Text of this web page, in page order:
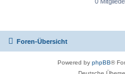
Foren-Übersicht
Powered by phpBB®